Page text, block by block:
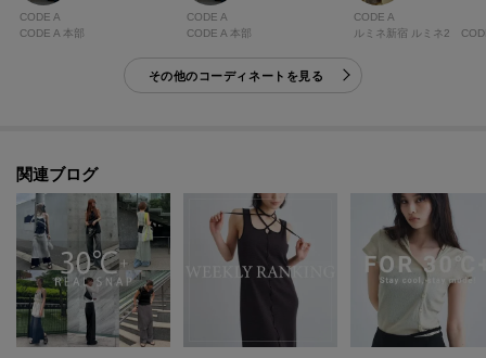
CODE A
CODE A 本部
CODE A
CODE A 本部
CODE A
ルミネ新宿 ルミネ2
その他のコーディネートを見る
関連ブログ